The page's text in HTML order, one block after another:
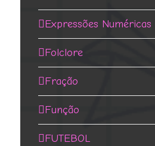
Expressões Numéricas
Folclore
Fração
Função
FUTEBOL